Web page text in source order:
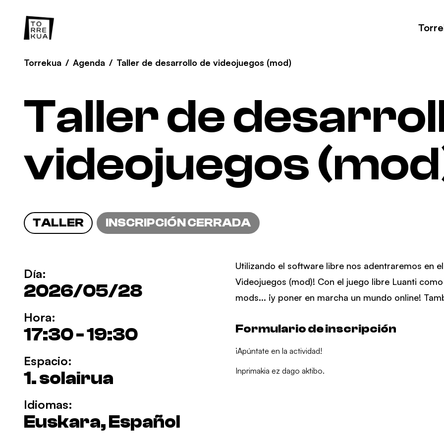
Torrekua / Agenda / Taller de desarrollo de videojuegos (mod)
Taller de
videojuegos
TALLER INSCRIPCIÓN CERRADA
Día:
2026/05/28
Hora:
17:30 - 19:30
Espacio:
1. solairua
Idiomas:
Euskara, Español
Utilizando el software libre nos adentraremos en
Videojuegos (mod)! Con el juego libre Luanti
mods... ¡y poner en marcha un mundo online!
Formulario de inscripción
¡Apúntate en la actividad!
Inprimakia ez dago aktibo.